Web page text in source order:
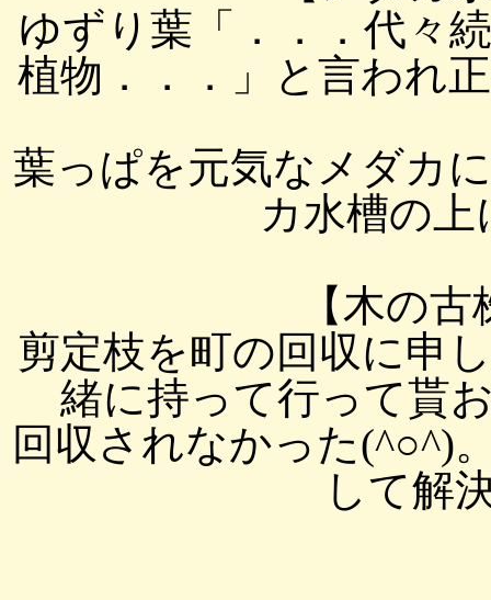
ゆずり葉「．．．代々
植物．．．」と言われ
葉っぱを元気なメダカ
カ水槽の上
【木の
剪定枝を町の回収に申
緒に持って行って貰
回収されなかった(^○^)
して解